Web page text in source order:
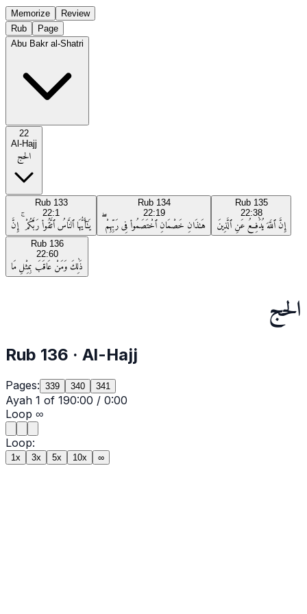
Memorize
Review
Rub
Page
Abu Bakr al-Shatri
22
Al-Hajj
الحج
Rub 133
22:1
يَـٰٓأَيُّهَا ٱلنَّاسُ ٱتَّقُوا۟ رَبَّكُمْ ۚ إِنَّ
Rub 134
22:19
هَـٰذَانِ خَصْمَانِ ٱخْتَصَمُوا۟ فِى رَبِّهِمْ ۖ
Rub 135
22:38
إِنَّ ٱللَّهَ يُدَٰفِعُ عَنِ ٱلَّذِينَ
Rub 136
22:60
ذَٰلِكَ وَمَنْ عَاقَبَ بِمِثْلِ مَا
الحج
Rub 136 · Al-Hajj
Pages: 339 340 341
Ayah 1 of 190:00 / 0:00
Loop ∞
Loop:
1x 3x 5x 10x ∞